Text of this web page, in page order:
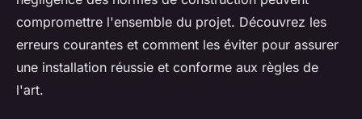
Léon•30 juillet 2024•4 min de lecture
compromettre l'ensemble du projet. Découvrez les
erreurs courantes et comment les éviter pour assurer
une installation réussie et conforme aux règles de
l'art.